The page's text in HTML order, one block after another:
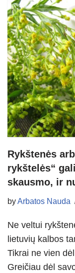
Rykštenės
rykštelės“
skausmo, ir
byArbatos Nauda
Ne veltui
lietuvių kalbos
Tikrai ne vien
Greičiau dėl